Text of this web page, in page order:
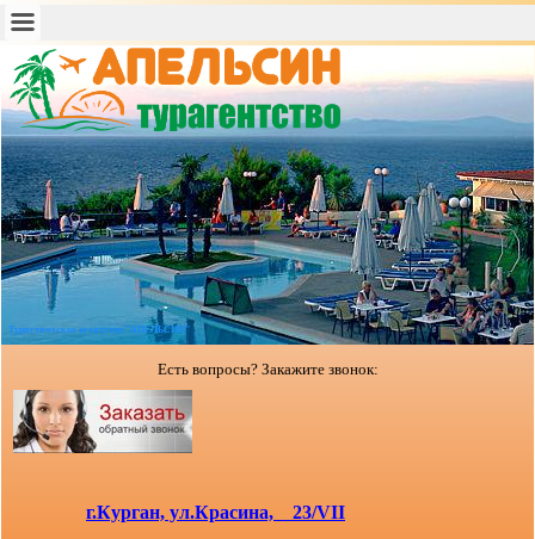
Туристическое агентство "АПЕЛЬСИН"
Есть вопросы? Закажите звонок:
г.Курган, ул.Красина, 23/VII